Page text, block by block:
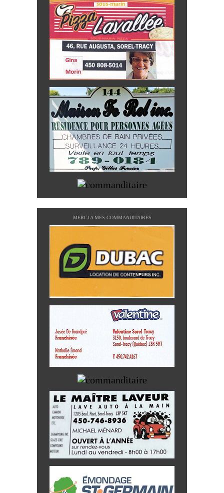
MERCI A MES COMMANDITAIRES